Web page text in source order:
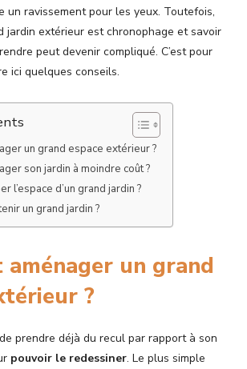
un ravissement pour les yeux. Toutefois,
jardin extérieur est chronophage et savoir
peut devenir compliqué. C’est pour
ici quelques conseils.
un grand espace extérieur ?
son jardin à moindre coût ?
l’espace d’un grand jardin ?
un grand jardin ?
aménager un grand
?
prendre déjà du recul par rapport à son
pouvoir le redessiner. Le plus simple